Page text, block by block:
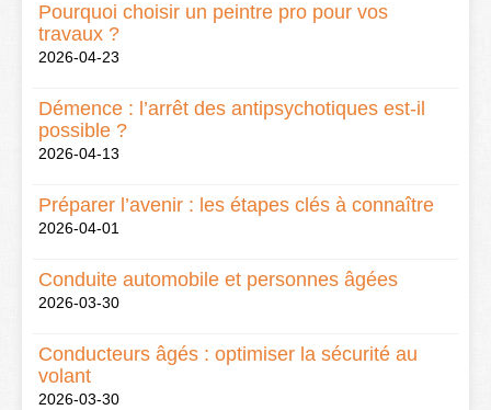
Pourquoi choisir un peintre pro pour vos
travaux ?
2026-04-23
Démence : l’arrêt des antipsychotiques est-il
possible ?
2026-04-13
Préparer l’avenir : les étapes clés à connaître
2026-04-01
Conduite automobile et personnes âgées
2026-03-30
Conducteurs âgés : optimiser la sécurité au
volant
2026-03-30